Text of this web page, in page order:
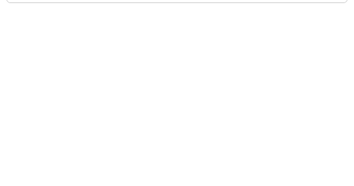
食品選び、束の間のリラックスタイムを楽しむためのスイ